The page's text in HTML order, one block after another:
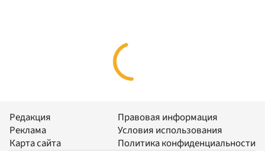
Редакция
Реклама
Карта сайта
Правовая информация
Условия использования
Политика конфиденциальности